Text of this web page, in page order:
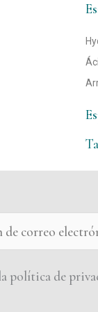
política de